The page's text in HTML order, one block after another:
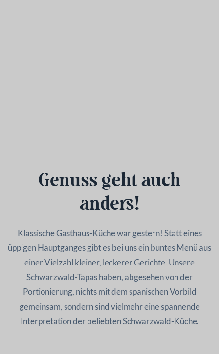
Genuss geht auch
anders!
Klassische Gasthaus-Küche war gestern! Statt eines
üppigen Hauptganges gibt es bei uns ein buntes Menü aus
einer Vielzahl kleiner, leckerer Gerichte. Unsere
Schwarzwald-Tapas haben, abgesehen von der
Portionierung, nichts mit dem spanischen Vorbild
gemeinsam, sondern sind vielmehr eine spannende
Interpretation der beliebten Schwarzwald-Küche.